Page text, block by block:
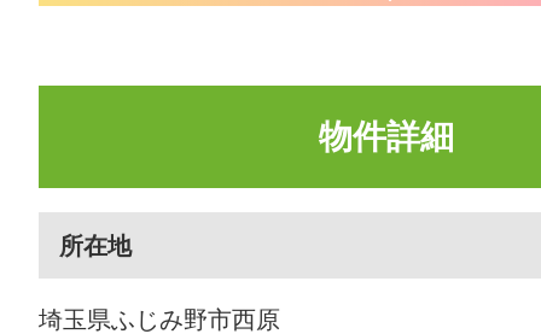
物件詳細
所在地
埼玉県ふじみ野市西原